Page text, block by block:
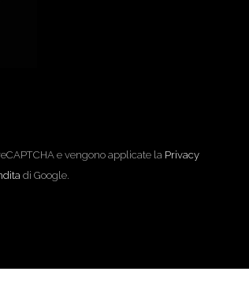
e vengono applicate la Privacy
di Google.